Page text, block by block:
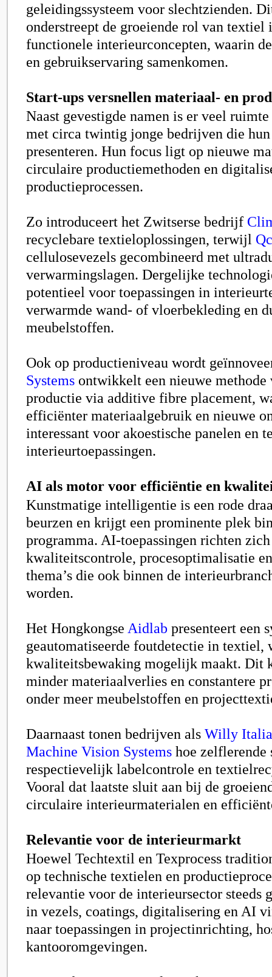
geleidingssysteem voor slechtzienden.
onderstreept de groeiende rol van textiel
functionele interieurconcepten, waarin
en gebruikservaring samenkomen.
Start-ups versnellen materiaal- en
Naast gevestigde namen is er veel
met circa twintig jonge bedrijven die
presenteren. Hun focus ligt op nieuwe
circulaire productiemethoden en
productieprocessen.
Zo introduceert het Zwitserse bedrijf
recyclebare textieloplossingen, terwijl
cellulosevezels gecombineerd met
verwarmingslagen. Dergelijke
potentieel voor toepassingen in
verwarmde wand- of vloerbekleding en
meubelstoffen.
Ook op productieniveau wordt
Systems ontwikkelt een nieuwe methode
productie via additive fibre placement,
efficiënter materiaalgebruik en nieuwe
interessant voor akoestische panelen en
interieurtoepassingen.
AI als motor voor efficiëntie en
Kunstmatige intelligentie is een rode
beurzen en krijgt een prominente plek
programma. AI-toepassingen richten
kwaliteitscontrole, procesoptimalisatie
thema’s die ook binnen de
worden.
Het Hongkongse Aidlab presenteert een
geautomatiseerde foutdetectie in textiel,
kwaliteitsbewaking mogelijk maakt. Dit
minder materiaalverlies en constantere
onder meer meubelstoffen en
Daarnaast tonen bedrijven als Willy
Machine Vision Systems hoe zelflerende
respectievelijk labelcontrole en
Vooral dat laatste sluit aan bij de
circulaire interieurmaterialen en
Relevantie voor de interieurmarkt
Hoewel Techtextil en Texprocess
op technische textielen en
relevantie voor de interieursector steeds
in vezels, coatings, digitalisering en AI
naar toepassingen in projectinrichting,
kantooromgevingen.